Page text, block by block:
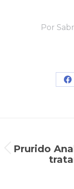
Por
dePrurido